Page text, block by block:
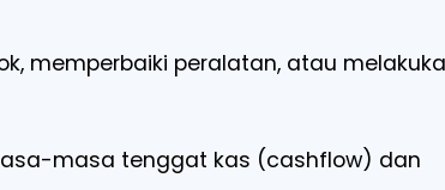
memperbaiki peralatan, atau
masa tenggat kas (cashflow) dan